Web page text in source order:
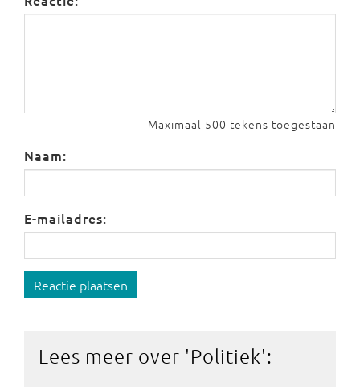
Maximaal 500 tekens toegestaan
Naam:
E-mailadres:
Reactie plaatsen
Lees meer over 'Politiek':